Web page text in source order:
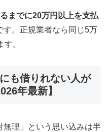
までに20万円以上を支払
す。正規業者なら同じ5万
。
も借りれない人が
年最新】
無理」という思い込みは半